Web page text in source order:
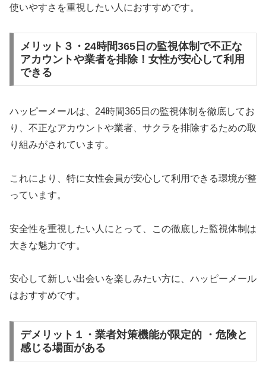
使いやすさを重視したい人におすすめです。
メリット３・24時間365日の監視体制で不正な
アカウントや業者を排除！女性が安心して利用
できる
ハッピーメールは、24時間365日の監視体制を徹底してお
り、不正なアカウントや業者、サクラを排除するための取
り組みがされています。
これにより、特に女性会員が安心して利用できる環境が整
っています。
安全性を重視したい人にとって、この徹底した監視体制は
大きな魅力です。
安心して新しい出会いを楽しみたい方に、ハッピーメール
はおすすめです。
デメリット１・業者対策機能が限定的 ・危険と
感じる場面がある